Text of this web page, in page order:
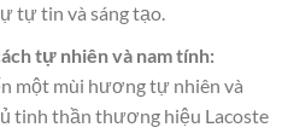
tự tin và sáng tạo.
tự nhiên và nam tính:
một mùi hương tự nhiên và
tinh thần thương hiệu Lacoste